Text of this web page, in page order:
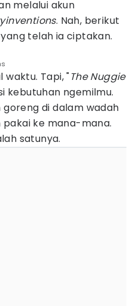
melalui akun
. Nah, berikut
telah ia ciptakan.
waktu. Tapi, "The Nuggie
kebutuhan ngemilmu.
di dalam wadah
pakai ke mana-mana.
satunya.